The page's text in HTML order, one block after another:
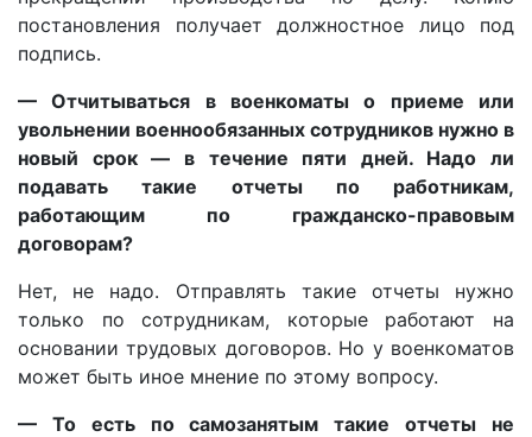
постановления получает должностное лицо под
подпись.
— Отчитываться в военкоматы о приеме или
увольнении военнообязанных сотрудников нужно в
новый срок — в течение пяти дней. Надо ли
подавать такие отчеты по работникам,
работающим по гражданско-правовым
договорам?
Нет, не надо. Отправлять такие отчеты нужно
только по сотрудникам, которые работают на
основании трудовых договоров. Но у военкоматов
может быть иное мнение по этому вопросу.
— То есть по самозанятым такие отчеты не